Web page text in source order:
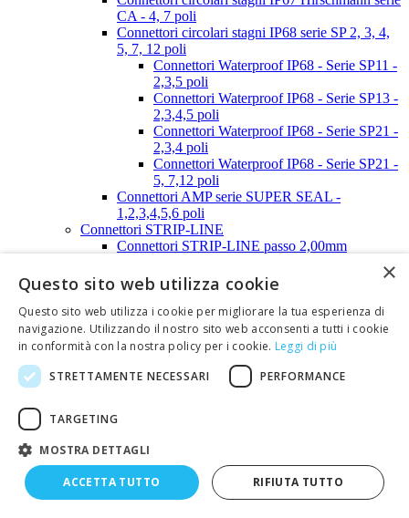
CA - 4, 7 poli
Connettori circolari stagni IP68 serie SP 2, 3, 4,
5, 7, 12 poli
Connettori Waterproof IP68 - Serie SP11 -
2,3,5 poli
Connettori Waterproof IP68 - Serie SP13 -
2,3,4,5 poli
Connettori Waterproof IP68 - Serie SP21 -
2,3,4 poli
Connettori Waterproof IP68 - Serie SP21 -
5, 7,12 poli
Connettori AMP serie SUPER SEAL -
1,2,3,4,5,6 poli
Connettori STRIP-LINE
Connettori STRIP-LINE passo 2,00mm
Connettori SUB-D
Calotte, tappi e distanziali per connettori SUB-D
Calotte per SUB-D - 9 poli
Calotte per SUB-D - 15 poli
Calotte per SUB-D - 25 poli
Calotte per SUB-D - 50 poli
Connettori SUB-D (contatti a crimpare)
Connettori SUB-D (per C.S.)
Connettori SUB-D (saldare a filo)
Connettori SUB-D Alta densità
×
Questo sito web utilizza cookie
Questo sito web utilizza i cookie per migliorare la tua esperienza di
navigazione. Utilizzando il nostro sito web acconsenti a tutti i cookie
in conformità con la nostra policy per i cookie. Leggi di più
STRETTAMENTE NECESSARI
PERFORMANCE
TARGETING
MOSTRA DETTAGLI
ACCETTA TUTTO RIFIUTA TUTTO